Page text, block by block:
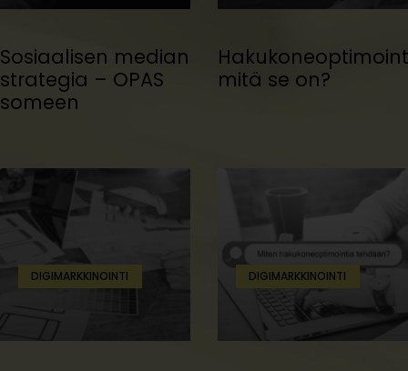
Sosiaalisen median
strategia – OPAS
someen
mitä se on?
DIGIMARKKINOINTI DIGIMARKKINOINTI